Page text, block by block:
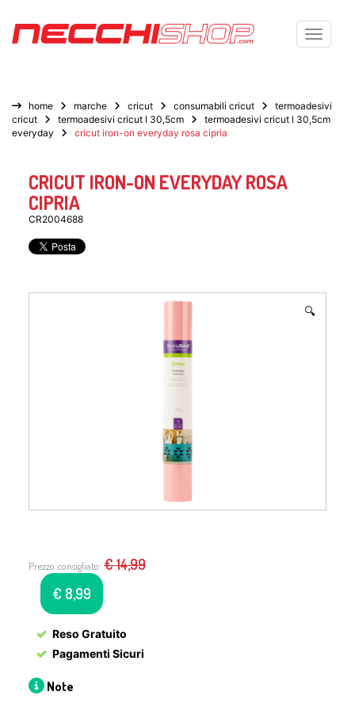
Toggle
home marche cricut consumabili cricut
termoadesivi
cricut
termoadesivi cricut l 30,5cm
termoadesivi cricut l 30,5cm
everyday
cricut iron-on everyday rosa cipria
CRICUT IRON-ON EVERYDAY ROSA
CIPRIA
CR2004688
🔍
Prezzo consigliato: €14,99
€ 8,99
Reso Gratuito
Pagamenti Sicuri
Note